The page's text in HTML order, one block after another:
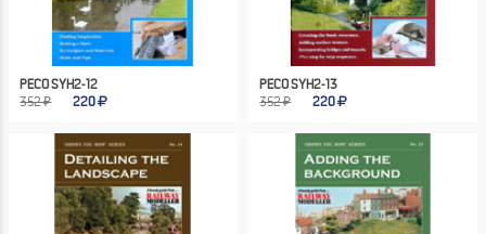
PECO SYH2-12
352 ₽
220
PECO SYH2-13
352 ₽
220